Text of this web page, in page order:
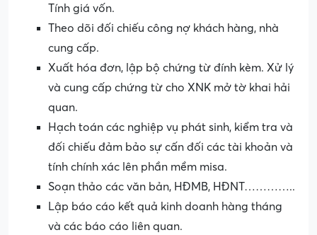
Tính giá vốn.
Theo dõi đối chiếu công nợ khách hàng, nhà
cung cấp.
Xuất hóa đơn, lập bộ chứng từ đính kèm. Xử lý
và cung cấp chứng từ cho XNK mở tờ khai hải
quan.
Hạch toán các nghiệp vụ phát sinh, kiểm tra và
đối chiếu đảm bảo sự cấn đối các tài khoản và
tính chính xác lên phần mềm misa.
Soạn thảo các văn bản, HĐMB, HĐNT…………..
Lập báo cáo kết quả kinh doanh hàng tháng
và các báo cáo liên quan.